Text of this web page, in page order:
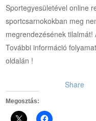
Sportegyesületével online
sportcsarnokokban meg
megrendezésének
További információ
oldalán !
Share
Megosztás: